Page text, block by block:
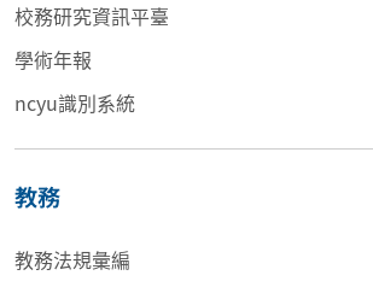
校務研究資訊平臺
學術年報
ncyu識別系統
教務
教務法規彙編